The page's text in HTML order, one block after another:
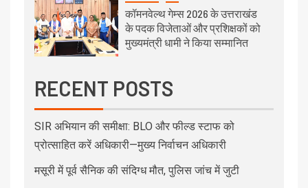
कॉमनवेल्थ गेम्स 2026 के उत्तराखंड
के पदक विजेताओं और प्रशिक्षकों को
मुख्यमंत्री धामी ने किया सम्मानित
RECENT POSTS
SIR अभियान की समीक्षा: BLO और फील्ड स्टाफ को
प्रोत्साहित करें अधिकारी—मुख्य निर्वाचन अधिकारी
मसूरी में पूर्व सैनिक की संदिग्ध मौत, पुलिस जांच में जुटी